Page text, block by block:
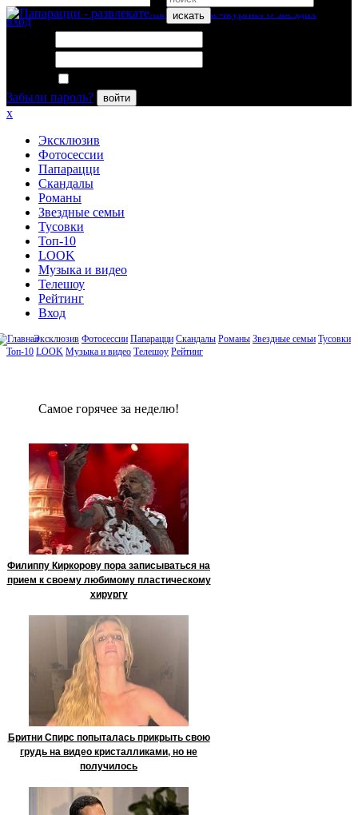
искать
вход
Забыли пароль?
войти
x
Эксклюзив
Фотосессии
Папарацци
Скандалы
Романы
Звездные семьи
Тусовки
Топ-10
LOOK
Музыка и видео
Телешоу
Рейтинг
Вход
Эксклюзив Фотосессии Папарацци Скандалы Романы Звездные семьи Тусовки
Топ-10 LOOK Музыка и видео Телешоу Рейтинг
Сaмое гoрячее за неделю!
Филиппу Киркорову пора записываться на
прием к своему любимому пластическому
хирургу
Бритни Спирс попыталась прикрыть свою
грудь на видео кристалликами, но не
получилось